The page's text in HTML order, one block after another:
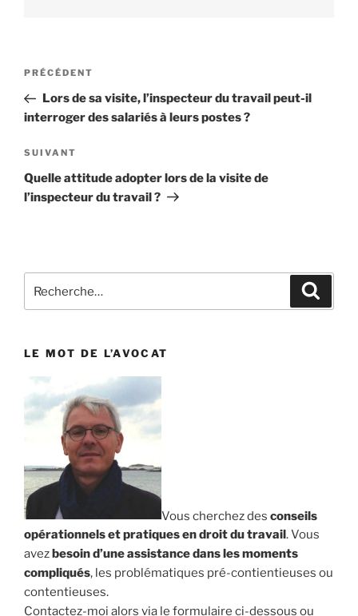
Navigation
l’article
Article
précédent
PRÉCÉDENT
Lors de sa visite, l’inspecteur du travail peut-il
interroger des salariés à leurs postes ?
Article
suivant
SUIVANT
Quelle attitude adopter lors de la visite de
l’inspecteur du travail ?
pour
LE MOT DE L’AVOCAT
Vous cherchez des conseils
opérationnels et pratiques en droit du travail. Vous
avezbesoin d’une assistance dans les moments
compliqués, les problématiques pré-contientieuses ou
contentieuses.
Contactez-moi alors via le formulaire ci-dessous ou